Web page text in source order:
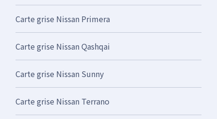
Carte grise Nissan Primera
Carte grise Nissan Qashqai
Carte grise Nissan Sunny
Carte grise Nissan Terrano